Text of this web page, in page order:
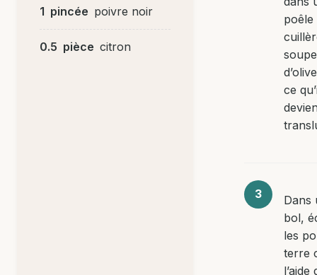
1 pincée poivre noir
0.5 pièce citron
poêle
ce
Dans
bol,
les
terre
l’aide